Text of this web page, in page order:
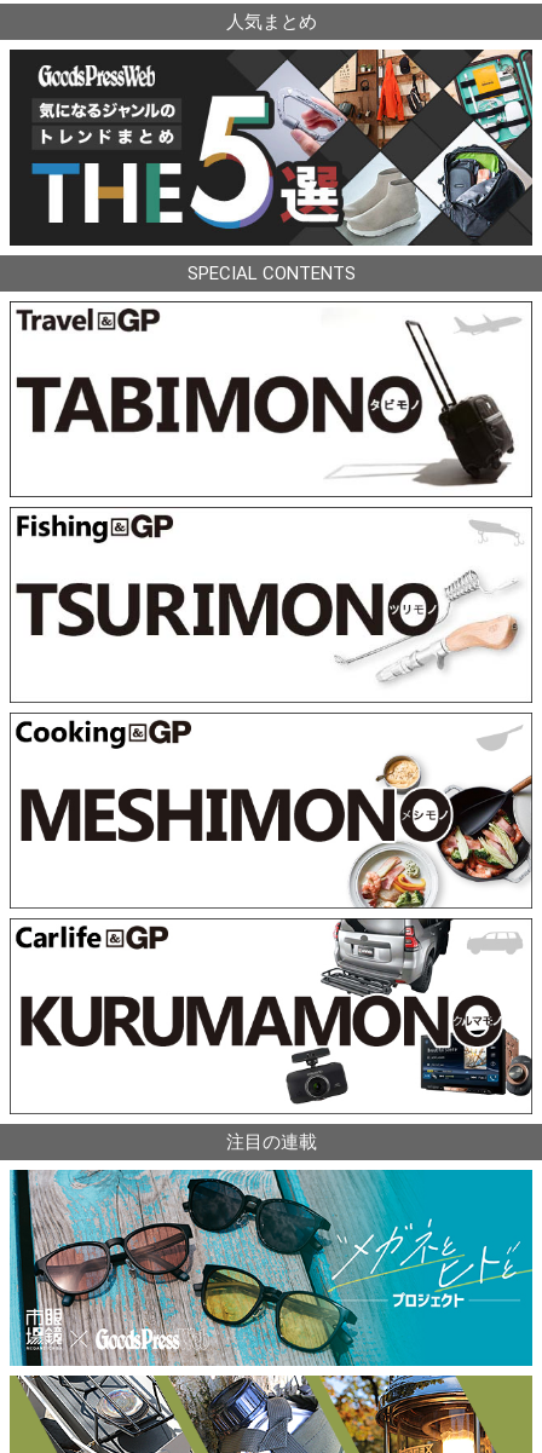
人気まとめ
SPECIAL CONTENTS
注目の連載